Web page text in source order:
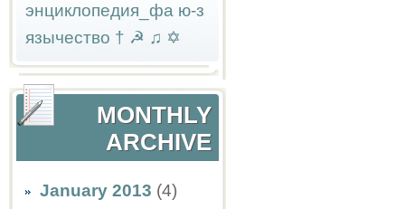
энциклопедия_фа ю-з
язычество † ☭ ♫ ✡
MONTHLY
ARCHIVE
January 2013 (4)